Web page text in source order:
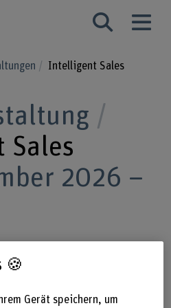
Intelligent Sales
2026 –
🍪
Gerät speichern, um